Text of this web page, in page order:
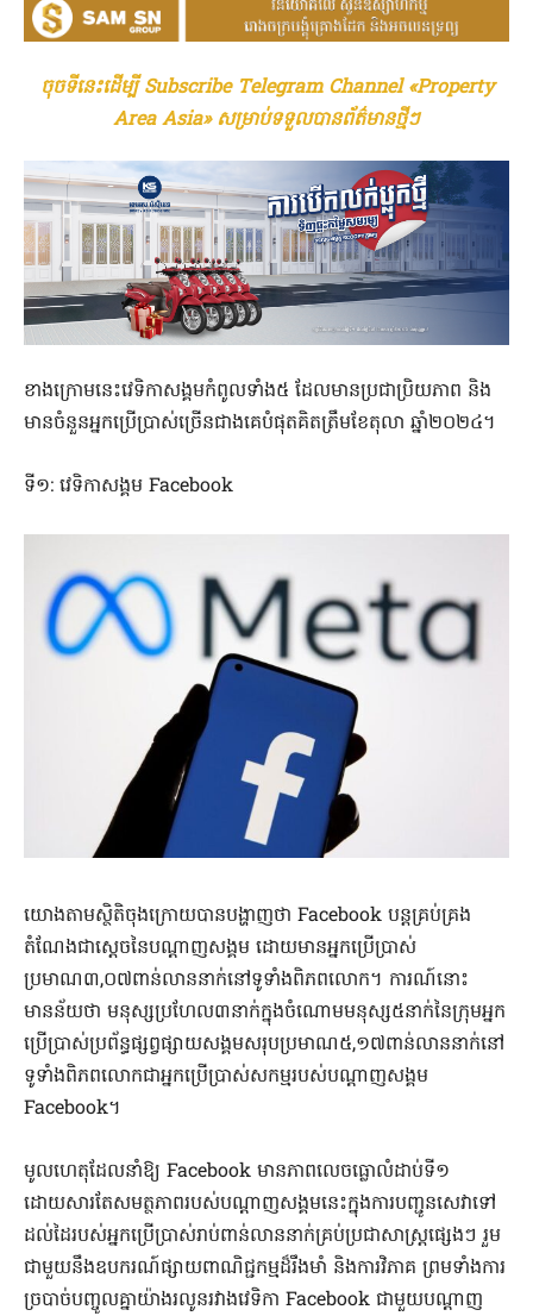
ចុចទីនេះដើម្បី Subscribe Telegram Channel «Property
Area Asia» សម្រាប់ទទួលបានព័ត៌មានថ្មីៗ
ខាងក្រោមនេះវេទិកាសង្គមកំពូលទាំង៥ ដែលមានប្រជាប្រិយភាព និង
មានចំនួនអ្នកប្រើប្រាស់ច្រើនជាងគេបំផុតគិតត្រឹមខែតុលា ឆ្នាំ២០២៤។
ទី១: វេទិកាសង្គម Facebook
យោងតាមស្ថិតិចុងក្រោយបានបង្ហាញថា Facebook បន្តគ្រប់គ្រង
តំណែងជាស្តេចនៃបណ្តាញសង្គម ដោយមានអ្នកប្រើប្រាស់
ប្រមាណ៣,០៧ពាន់លាននាក់នៅទូទាំងពិភពលោក។ ការណ៍នោះ
មានន័យថា មនុស្សប្រហែល៣នាក់ក្នុងចំណោមមនុស្ស៥នាក់នៃក្រុមអ្នក
ប្រើប្រាស់ប្រព័ន្ធផ្សព្វផ្សាយសង្គមសរុបប្រមាណ៥,១៧ពាន់លាននាក់នៅ
ទូទាំងពិភពលោកជាអ្នកប្រើប្រាស់សកម្មរបស់បណ្តាញសង្គម
Facebook។
មូលហេតុដែលនាំឱ្យ Facebook មានភាពលេចធ្លោលំដាប់ទី១
ដោយសារតែសមត្ថភាពរបស់បណ្តាញសង្គមនេះក្នុងការបញ្ជូនសេវាទៅ
ដល់ដៃរបស់អ្នកប្រើប្រាស់រាប់ពាន់លាននាក់គ្រប់ប្រជាសាស្រ្តផ្សេងៗ រួម
ជាមួយនឹងឧបករណ៍ផ្សាយពាណិជ្ជកម្មដ៏រឹងមាំ និងការវិភាគ ព្រមទាំងការ
ច្របាច់បញ្ចូលគ្នាយ៉ាងរលូនរវាងវេទិកា Facebook ជាមួយបណ្តាញ